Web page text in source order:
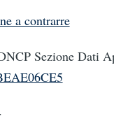
a contrarre
Sezione Dati